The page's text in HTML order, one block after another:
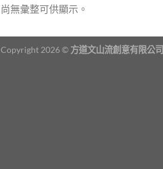
尚無彙整可供顯示。
Copyright 2026 © 方道文山流創意有限公司